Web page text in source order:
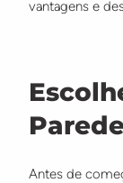
vantagens e
Antes de